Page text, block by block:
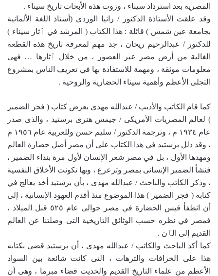
المصرية بعد استرداد سيناء ، وزوت هذه الأبحاث تاريخ سيناء .
وقد علقت الأستاذة الدكتور / رانيا الوردى (أستاذ اللغة الألمانية
بجامعة عين شمس ) قائلة : هذا الكتاب ( المرشد في ٱثار سيناء )
للدكتور / عبدالرحيم ريحان ، جد مهم لمعرفة تاريخ هذه القطعة
الغالية من أرض مصر عبر العصور ، من خلال ٱثارها … فهى
معلومات موثقة ، ومهمة للاستفادة بها في تعريف الناس بمشروع
التجلى الأعظم وأهمية سيناء الحضارية والروحية .
كما قام الكاتب والأديب / عبدالله مهدى بعرض كتاب ( فجر الضمير
) لعالم المصريات الأمريكى / جيمس هنرى برستيد ، والذى صدر
عام ١٩٣٤ م ، وترجمة الدكتور / سليم حسن وللعربية عام ١٩٥٦ م
، وقد دلل برستيد في هذا الكتاب على أن مصر أصل حضارة العالم
ومهدها الأول ، بل في مصر شعر الإنسان لأول مرة بنداء الضمير ،
فنشأ الضمير الإنسانى بمصر وترعرع ، وبها تكونت الأخلاق النفسية
، وذكر الكاتب والباحث / عبدالله مهدى ، بأن برستيد أخذ يعالج في
كتابه ( فجر الضمير ) هذا الموضوع منذ أقدم العهود الإنسانية ، إلى
أن انطفأ قبس الحضارة في مصر حوالى عام ٥٢٥ قبل الميلاد ،
فمصر في نظره حسب الوثائق التاريخية التى وصلتنا عن العالم
القديم إلى الٱن .
كما أكد الباحث والكاتب / عبدالله مهدى ، أن برستيد قضى بكتابه
هذا على الخرافات والترهات ، التى كانت شائعة بين السواد
الأعظم من علماء التاريخ القديم والحديث قضاء مبرما ، وهى أن